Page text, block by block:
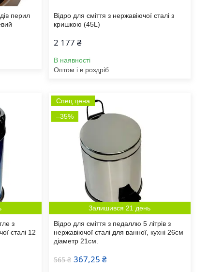
перил
Відро для сміття з нержавіючої сталі з
кришкою (45L)
2 177 ₴
В наявності
Оптом і в роздріб
з
сталі 12
Спец.цена
–35%
Залишився 21 день
Відро для сміття з педаллю 5 літрів з
нержавіючої сталі для ванної, кухні 26см
діаметр 21см.
565 ₴ 367,25 ₴